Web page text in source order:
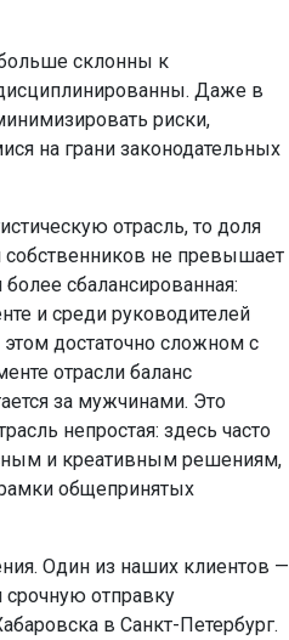
склонны к
Даже в
риски,
на грани законодательных
отрасль, то доля
не превышает
сбалансированная:
и среди руководителей
этом достаточно сложном с
отрасли баланс
за мужчинами. Это
непростая: здесь часто
и креативным решениям,
общепринятых
Один из наших клиентов —
срочную отправку
в Санкт-Петербург.